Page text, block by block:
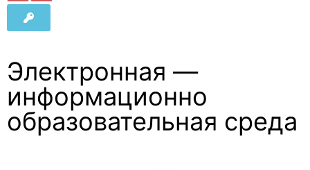
Электронная —
информационно
образовательная среда